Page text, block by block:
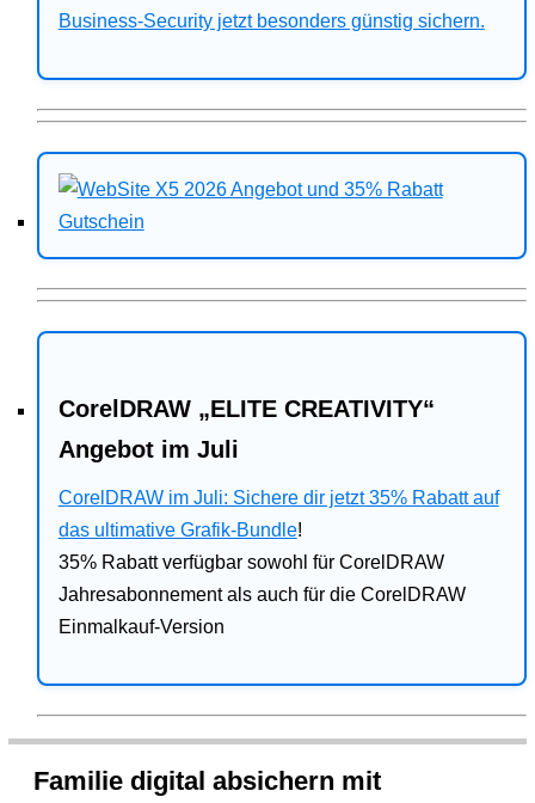
Business-Security jetzt besonders günstig sichern.
CorelDRAW „ELITE CREATIVITY“
Angebot im Juli
CorelDRAW im Juli: Sichere dir jetzt 35% Rabatt auf
das ultimative Grafik-Bundle!
35% Rabatt verfügbar sowohl für CorelDRAW
Jahresabonnement als auch für die CorelDRAW
Einmalkauf-Version
Familie digital absichern mit